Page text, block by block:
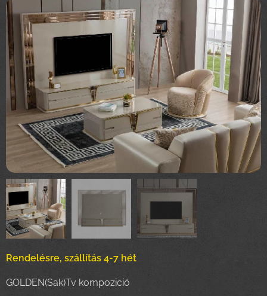
Rendelésre, szállítás 4-7 hét
GOLDEN(Sak)Tv kompozició